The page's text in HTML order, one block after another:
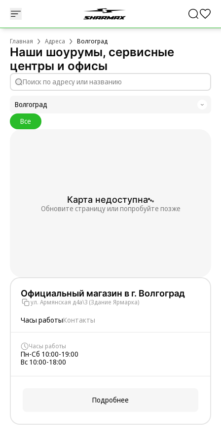
Главная Адреса Волгоград
Наши шоурумы, сервисные
центры и офисы
Волгоград
Все
Карта недоступна
Обновите страницу или попробуйте позже
Официальный магазин в г. Волгоград
ул. Армянская д4а\3 (Здание Ярмарка)
Часы работыКонтакты
Часы работы
Пн-Сб 10:00-19:00
Вс 10:00-18:00
Подробнее